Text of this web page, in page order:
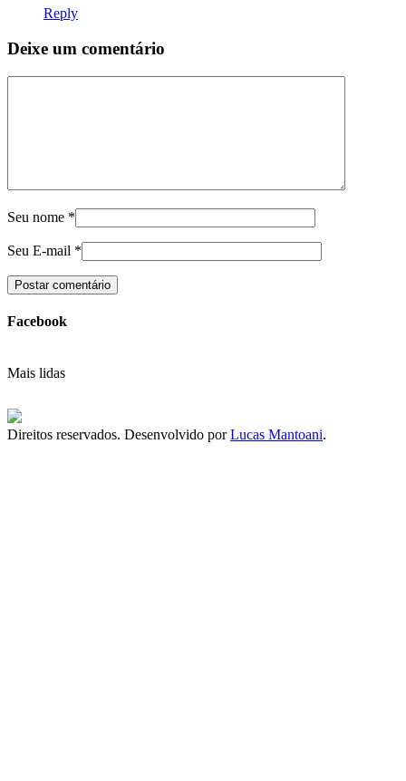
Reply
Deixe um comentário
Seu nome *
Seu E-mail *
Facebook
Mais lidas
Direitos reservados. Desenvolvido porLucas Mantoani.